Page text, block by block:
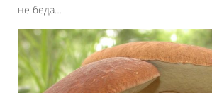
не беда…